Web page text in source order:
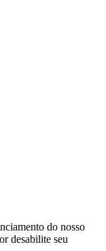
do nosso
desabilite seu